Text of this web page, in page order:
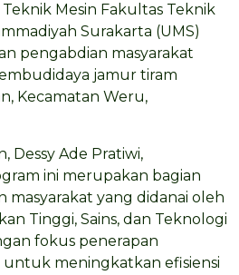
Mesin Fakultas Teknik
Surakarta (UMS)
pengabdian masyarakat
jamur tiram
Kecamatan Weru,
Dessy Ade Pratiwi,
ini merupakan bagian
masyarakat yang didanai oleh
Tinggi, Sains, dan Teknologi
fokus penerapan
meningkatkan efisiensi